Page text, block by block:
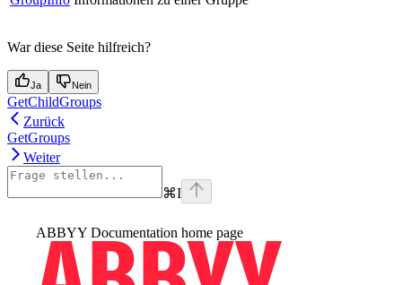
War diese Seite hilfreich?
Ja Nein
GetChildGroups
Zurück
GetGroups
Weiter
⌘I
ABBYY Documentation home page